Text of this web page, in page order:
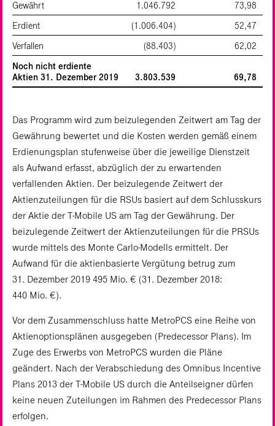
Gewährt
1.046.792
73,98
Erdient
(1.006.404)
52,47
Verfallen
(88.403)
62,02
Noch nicht erdiente
Aktien 31. Dezember 2019
3.803.539 69,78
Das Programm wird zum beizulegenden Zeitwert am Tag der
Gewährung bewertet und die Kosten werden gemäß einem
Erdienungsplan stufenweise über die jeweilige Dienstzeit
als Aufwand erfasst, abzüglich der zu erwartenden
verfallenden Aktien. Der beizulegende Zeitwert der
Aktienzuteilungen für die RSUs basiert auf dem Schlusskurs
der Aktie der T‑Mobile US am Tag der Gewährung. Der
beizulegende Zeitwert der Aktienzuteilungen für die PRSUs
wurde mittels des Monte Carlo-Modells ermittelt. Der
Aufwand für die aktienbasierte Vergütung betrug zum
31. Dezember 2019 495 Mio. € (31. Dezember 2018:
440 Mio. €).
Vor dem Zusammenschluss hatte MetroPCS eine Reihe von
Aktienoptionsplänen ausgegeben (Predecessor Plans). Im
Zuge des Erwerbs von MetroPCS wurden die Pläne
geändert. Nach der Verabschiedung des Omnibus Incentive
Plans 2013 der T‑Mobile US durch die Anteilseigner dürfen
keine neuen Zuteilungen im Rahmen des Predecessor Plans
erfolgen.